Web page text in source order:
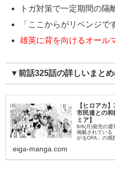
トガ対策で一定期間の隔
「ここからがリベンジで
雄英に背を向けるオール
▼前話325話の詳しいまとめ
【ヒロアカ
市民達との
ミア】
9/6(月)発売の週
掲載されている
がるOFA」の感
eiga-manga.com